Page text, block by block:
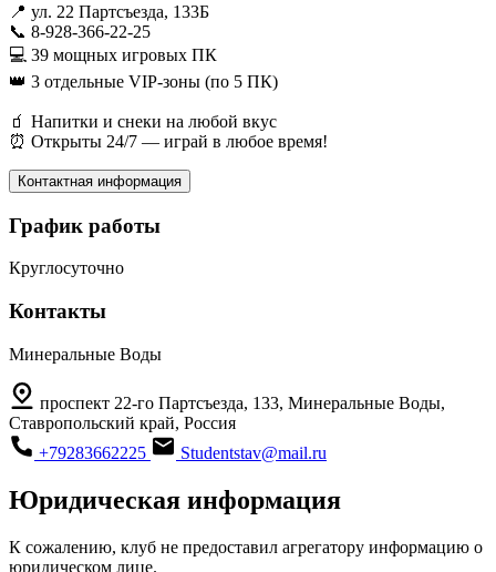
📍 ул. 22 Партсъезда, 133Б
📞 8-928-366-22-25
💻 39 мощных игровых ПК
👑 3 отдельные VIP-зоны (по 5 ПК)
🧃 Напитки и снеки на любой вкус
⏰ Открыты 24/7 — играй в любое время!
Контактная информация
График работы
Круглосуточно
Контакты
Минеральные Воды
проспект 22-го Партсъезда, 133, Минеральные Воды,
Ставропольский край, Россия
+79283662225
Studentstav@mail.ru
Юридическая информация
К сожалению, клуб не предоставил агрегатору информацию о
юридическом лице.